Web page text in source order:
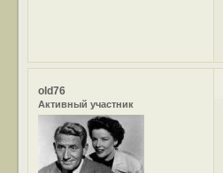
old76
Активный участник